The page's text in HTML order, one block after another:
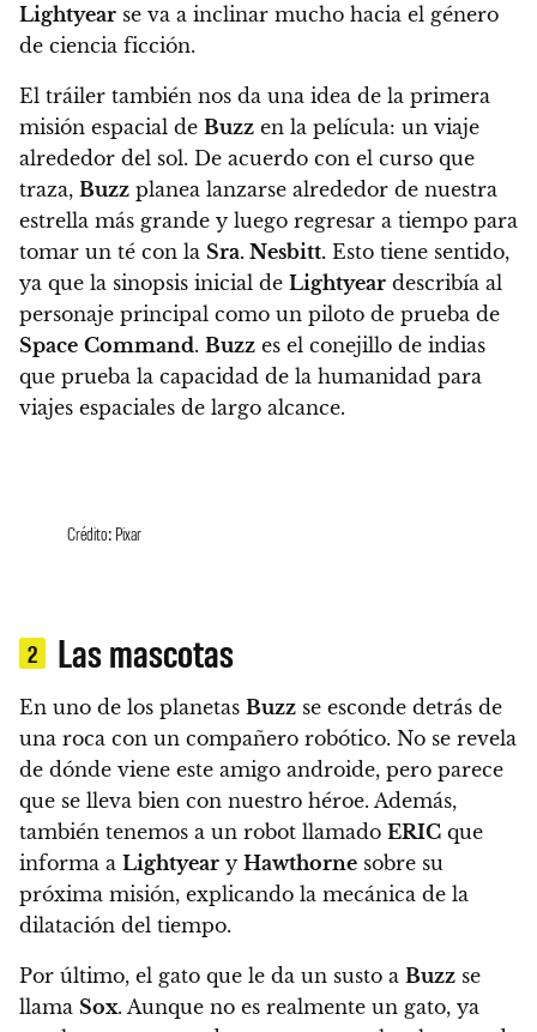
Lightyear se va a inclinar mucho hacia el género
de ciencia ficción.
El tráiler también nos da una idea de la primera
misión espacial de Buzz en la película: un viaje
alrededor del sol. De acuerdo con el curso que
traza, Buzz planea lanzarse alrededor de nuestra
estrella más grande y luego regresar a tiempo para
tomar un té con la Sra. Nesbitt. Esto tiene sentido,
ya que la sinopsis inicial de Lightyear describía al
personaje principal como un piloto de prueba de
Space Command. Buzz es el conejillo de indias
que prueba la capacidad de la humanidad para
viajes espaciales de largo alcance.
Crédito: Pixar
2 Las mascotas
En uno de los planetas Buzz se esconde detrás de
una roca con un compañero robótico. No se revela
de dónde viene este amigo androide, pero parece
que se lleva bien con nuestro héroe. Además,
también tenemos a un robot llamado ERIC que
informa a Lightyear y Hawthorne sobre su
próxima misión, explicando la mecánica de la
dilatación del tiempo.
Por último, el gato que le da un susto a Buzz se
llama Sox. Aunque no es realmente un gato, ya